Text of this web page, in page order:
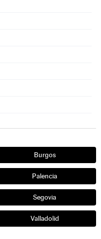
Burgos
Palencia
Segovia
Valladolid